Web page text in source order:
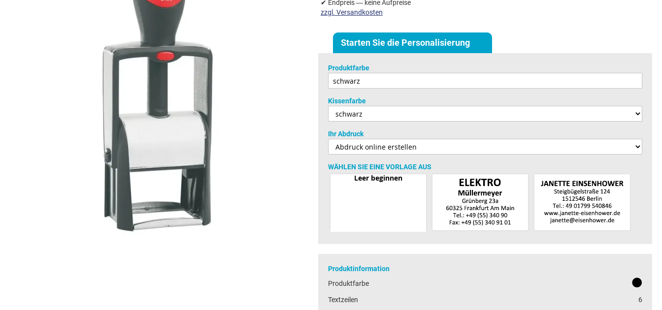
✔ Endpreis — keine Aufpreise
zzgl. Versandkosten
Starten Sie die Personalisierung
Produktfarbe
Kissenfarbe
Ihr Abdruck
WÄHLEN SIE EINE VORLAGE AUS
Leer beginnen
Produktinformation
Produktfarbe
Textzeilen
6